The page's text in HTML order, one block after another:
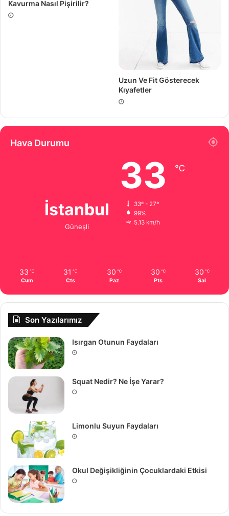
Kavurma Nasıl Pişirilir?
Uzun Ve Fit Gösterecek
Kıyafetler
Hava Durumu
İstanbul
Güneşli
33 ℃
33º - 27º
99%
5.13 km/h
33 ℃
Cum
31 ℃
Cts
30 ℃
Paz
30 ℃
Pts
30 ℃
Sal
Son Yazılarımız
Isırgan Otunun Faydaları
Squat Nedir? Ne İşe Yarar?
Limonlu Suyun Faydaları
Okul Değişikliğinin Çocuklardaki Etkisi